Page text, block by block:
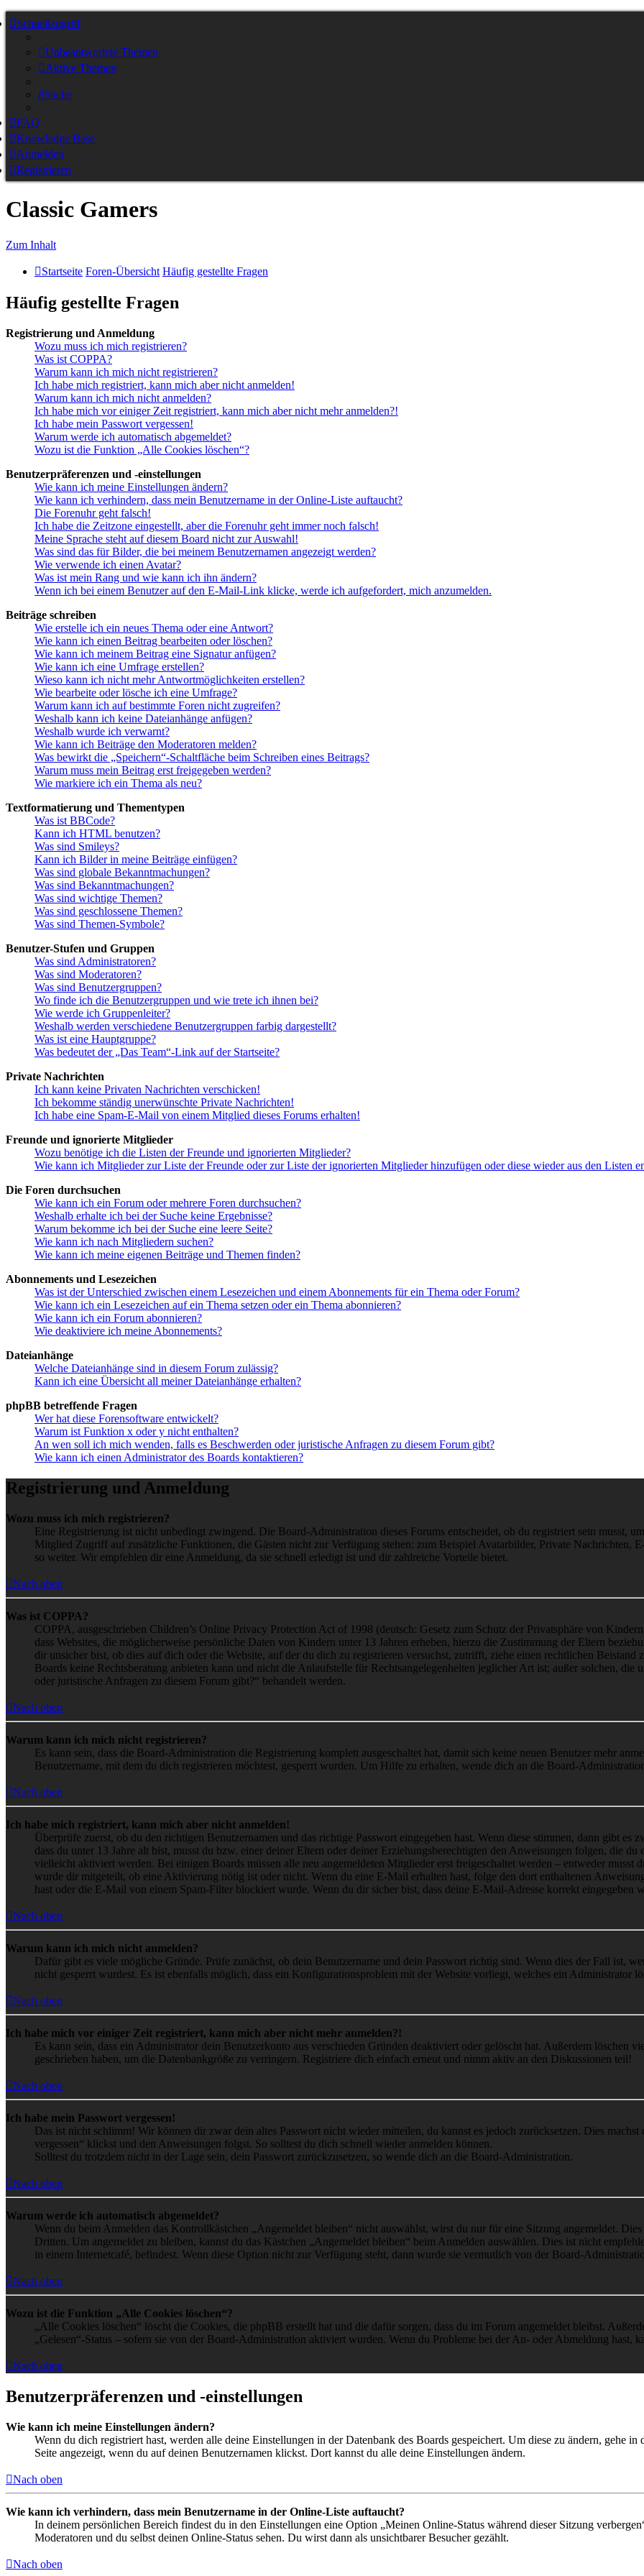
Schnellzugriff
Unbeantwortete Themen
Aktive Themen
Suche
FAQ
Knowledge Base
Anmelden
Registrieren
Classic Gamers
Zum Inhalt
Startseite Foren-Übersicht Häufig gestellte Fragen
Häufig gestellte Fragen
Registrierung und Anmeldung
Wozu muss ich mich registrieren?
Was ist COPPA?
Warum kann ich mich nicht registrieren?
Ich habe mich registriert, kann mich aber nicht anmelden!
Warum kann ich mich nicht anmelden?
Ich habe mich vor einiger Zeit registriert, kann mich aber nicht mehr anmelden?!
Ich habe mein Passwort vergessen!
Warum werde ich automatisch abgemeldet?
Wozu ist die Funktion „Alle Cookies löschen“?
Benutzerpräferenzen und -einstellungen
Wie kann ich meine Einstellungen ändern?
Wie kann ich verhindern, dass mein Benutzername in der Online-Liste auftaucht?
Die Forenuhr geht falsch!
Ich habe die Zeitzone eingestellt, aber die Forenuhr geht immer noch falsch!
Meine Sprache steht auf diesem Board nicht zur Auswahl!
Was sind das für Bilder, die bei meinem Benutzernamen angezeigt werden?
Wie verwende ich einen Avatar?
Was ist mein Rang und wie kann ich ihn ändern?
Wenn ich bei einem Benutzer auf den E-Mail-Link klicke, werde ich aufgefordert, mich anzumelden.
Beiträge schreiben
Wie erstelle ich ein neues Thema oder eine Antwort?
Wie kann ich einen Beitrag bearbeiten oder löschen?
Wie kann ich meinem Beitrag eine Signatur anfügen?
Wie kann ich eine Umfrage erstellen?
Wieso kann ich nicht mehr Antwortmöglichkeiten erstellen?
Wie bearbeite oder lösche ich eine Umfrage?
Warum kann ich auf bestimmte Foren nicht zugreifen?
Weshalb kann ich keine Dateianhänge anfügen?
Weshalb wurde ich verwarnt?
Wie kann ich Beiträge den Moderatoren melden?
Was bewirkt die „Speichern“-Schaltfläche beim Schreiben eines Beitrags?
Warum muss mein Beitrag erst freigegeben werden?
Wie markiere ich ein Thema als neu?
Textformatierung und Thementypen
Was ist BBCode?
Kann ich HTML benutzen?
Was sind Smileys?
Kann ich Bilder in meine Beiträge einfügen?
Was sind globale Bekanntmachungen?
Was sind Bekanntmachungen?
Was sind wichtige Themen?
Was sind geschlossene Themen?
Was sind Themen-Symbole?
Benutzer-Stufen und Gruppen
Was sind Administratoren?
Was sind Moderatoren?
Was sind Benutzergruppen?
Wo finde ich die Benutzergruppen und wie trete ich ihnen bei?
Wie werde ich Gruppenleiter?
Weshalb werden verschiedene Benutzergruppen farbig dargestellt?
Was ist eine Hauptgruppe?
Was bedeutet der „Das Team“-Link auf der Startseite?
Private Nachrichten
Ich kann keine Privaten Nachrichten verschicken!
Ich bekomme ständig unerwünschte Private Nachrichten!
Ich habe eine Spam-E-Mail von einem Mitglied dieses Forums erhalten!
Freunde und ignorierte Mitglieder
Wozu benötige ich die Listen der Freunde und ignorierten Mitglieder?
Wie kann ich Mitglieder zur Liste der Freunde oder zur Liste der ignorierten Mitglieder hinzufügen oder diese wieder aus den Listen
Die Foren durchsuchen
Wie kann ich ein Forum oder mehrere Foren durchsuchen?
Weshalb erhalte ich bei der Suche keine Ergebnisse?
Warum bekomme ich bei der Suche eine leere Seite?
Wie kann ich nach Mitgliedern suchen?
Wie kann ich meine eigenen Beiträge und Themen finden?
Abonnements und Lesezeichen
Was ist der Unterschied zwischen einem Lesezeichen und einem Abonnements für ein Thema oder Forum?
Wie kann ich ein Lesezeichen auf ein Thema setzen oder ein Thema abonnieren?
Wie kann ich ein Forum abonnieren?
Wie deaktiviere ich meine Abonnements?
Dateianhänge
Welche Dateianhänge sind in diesem Forum zulässig?
Kann ich eine Übersicht all meiner Dateianhänge erhalten?
phpBB betreffende Fragen
Wer hat diese Forensoftware entwickelt?
Warum ist Funktion x oder y nicht enthalten?
An wen soll ich mich wenden, falls es Beschwerden oder juristische Anfragen zu diesem Forum gibt?
Wie kann ich einen Administrator des Boards kontaktieren?
Registrierung und Anmeldung
Wozu muss ich mich registrieren?
Eine Registrierung ist nicht unbedingt zwingend. Die Board-Administration dieses Forums entscheidet, ob du registriert sein musst,
Mitglied Zugriff auf zusätzliche Funktionen, die Gästen nicht zur Verfügung stehen: zum Beispiel Avatarbilder, Private Nachrichten,
so weiter. Wir empfehlen dir eine Anmeldung, da sie schnell erledigt ist und dir zahlreiche Vorteile bietet.
Nach oben
Was ist COPPA?
COPPA, ausgeschrieben Children’s Online Privacy Protection Act of 1998 (deutsch: Gesetz zum Schutz der Privatsphäre von
dass Websites, die möglicherweise persönliche Daten von Kindern unter 13 Jahren erheben, hierzu die Zustimmung der Eltern
dir unsicher bist, ob dies auf dich oder die Website, auf der du dich zu registrieren versuchst, zutrifft, ziehe einen rechtlichen
Boards keine Rechtsberatung anbieten kann und nicht die Anlaufstelle für Rechtsangelegenheiten jeglicher Art ist; außer solchen,
oder juristische Anfragen zu diesem Forum gibt?“ behandelt werden.
Nach oben
Warum kann ich mich nicht registrieren?
Es kann sein, dass die Board-Administration die Registrierung komplett ausgeschaltet hat, damit sich keine neuen Benutzer mehr
Benutzername, mit dem du dich registrieren möchtest, gesperrt wurden. Um Hilfe zu erhalten, wende dich an die Board-
Nach oben
Ich habe mich registriert, kann mich aber nicht anmelden!
Überprüfe zuerst, ob du den richtigen Benutzernamen und das richtige Passwort eingegeben hast. Wenn diese stimmen, dann gibt es
dass du unter 13 Jahre alt bist, musst du bzw. einer deiner Eltern oder deiner Erziehungsberechtigten den Anweisungen folgen, die
vielleicht aktiviert werden. Bei einigen Boards müssen alle neu angemeldeten Mitglieder erst freigeschaltet werden – entweder musst
wurde dir mitgeteilt, ob eine Aktivierung nötig ist oder nicht. Wenn du eine E-Mail erhalten hast, folge den dort enthaltenen
hast oder die E-Mail von einem Spam-Filter blockiert wurde. Wenn du dir sicher bist, dass deine E-Mail-Adresse korrekt eingegeben
Nach oben
Warum kann ich mich nicht anmelden?
Dafür gibt es viele mögliche Gründe. Prüfe zunächst, ob dein Benutzername und dein Passwort richtig sind. Wenn dies der Fall ist,
nicht gesperrt wurdest. Es ist ebenfalls möglich, dass ein Konfigurationsproblem mit der Website vorliegt, welches ein Administrator
Nach oben
Ich habe mich vor einiger Zeit registriert, kann mich aber nicht mehr anmelden?!
Es kann sein, dass ein Administrator dein Benutzerkonto aus verschieden Gründen deaktiviert oder gelöscht hat. Außerdem löschen
geschrieben haben, um die Datenbankgröße zu verringern. Registriere dich einfach erneut und nimm aktiv an den Diskussionen teil!
Nach oben
Ich habe mein Passwort vergessen!
Das ist nicht schlimm! Wir können dir zwar dein altes Passwort nicht wieder mitteilen, du kannst es jedoch zurücksetzen. Dies
vergessen“ klickst und den Anweisungen folgst. So solltest du dich schnell wieder anmelden können.
Solltest du trotzdem nicht in der Lage sein, dein Passwort zurückzusetzen, so wende dich an die Board-Administration.
Nach oben
Warum werde ich automatisch abgemeldet?
Wenn du beim Anmelden das Kontrollkästchen „Angemeldet bleiben“ nicht auswählst, wirst du nur für eine Sitzung angemeldet.
Dritten. Um angemeldet zu bleiben, kannst du das Kästchen „Angemeldet bleiben“ beim Anmelden auswählen. Dies ist nicht
in einem Internetcafé, befindest. Wenn diese Option nicht zur Verfügung steht, dann wurde sie vermutlich von der Board-
Nach oben
Wozu ist die Funktion „Alle Cookies löschen“?
„Alle Cookies löschen“ löscht die Cookies, die phpBB erstellt hat und die dafür sorgen, dass du im Forum angemeldet bleibst.
„Gelesen“-Status – sofern sie von der Board-Administration aktiviert wurden. Wenn du Probleme bei der An- oder Abmeldung hast,
Nach oben
Benutzerpräferenzen und -einstellungen
Wie kann ich meine Einstellungen ändern?
Wenn du dich registriert hast, werden alle deine Einstellungen in der Datenbank des Boards gespeichert. Um diese zu ändern, gehe
Seite angezeigt, wenn du auf deinen Benutzernamen klickst. Dort kannst du alle deine Einstellungen ändern.
Nach oben
Wie kann ich verhindern, dass mein Benutzername in der Online-Liste auftaucht?
In deinem persönlichen Bereich findest du in den Einstellungen eine Option „Meinen Online-Status während dieser Sitzung
Moderatoren und du selbst deinen Online-Status sehen. Du wirst dann als unsichtbarer Besucher gezählt.
Nach oben